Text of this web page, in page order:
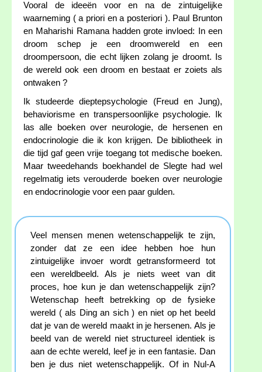
Vooral de ideeën voor en na de zintuigelijke
waarneming ( a priori en a posteriori ). Paul Brunton
en Maharishi Ramana hadden grote invloed: In een
droom schep je een droomwereld en een
droompersoon, die echt lijken zolang je droomt. Is
de wereld ook een droom en bestaat er zoiets als
ontwaken ?
Ik studeerde dieptepsychologie (Freud en Jung),
behaviorisme en transpersoonlijke psychologie. Ik
las alle boeken over neurologie, de hersenen en
endocrinologie die ik kon krijgen. De bibliotheek in
die tijd gaf geen vrije toegang tot medische boeken.
Maar tweedehands boekhandel de Slegte had wel
regelmatig iets verouderde boeken over neurologie
en endocrinologie voor een paar gulden.
Veel mensen menen wetenschappelijk te zijn,
zonder dat ze een idee hebben hoe hun
zintuigelijke invoer wordt getransformeerd tot
een wereldbeeld. Als je niets weet van dit
proces, hoe kun je dan wetenschappelijk zijn?
Wetenschap heeft betrekking op de fysieke
wereld ( als Ding an sich ) en niet op het beeld
dat je van de wereld maakt in je hersenen. Als je
beeld van de wereld niet structureel identiek is
aan de echte wereld, leef je in een fantasie. Dan
ben je dus niet wetenschappelijk. Of in Nul-A